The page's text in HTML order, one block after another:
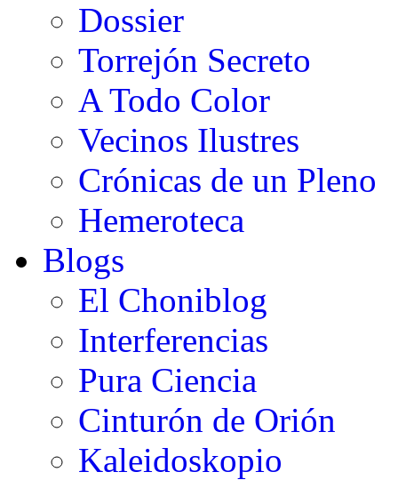
Dossier
Torrejón Secreto
A Todo Color
Vecinos Ilustres
Crónicas de un Pleno
Hemeroteca
Blogs
El Choniblog
Interferencias
Pura Ciencia
Cinturón de Orión
Kaleidoskopio